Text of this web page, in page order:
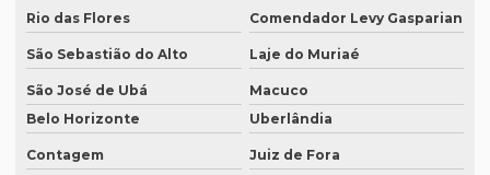
Empresa tradução espanhol
Empresa de tradução especializada
Empresa de tradução especializada em brasília
Empresa de tradução especializada em recife
Rio das Flores Comendador Levy Gasparian
São Sebastião do Alto Laje do Muriaé
São José de Ubá
Macuco
Belo Horizonte
Uberlândia
Contagem Juiz de Fora